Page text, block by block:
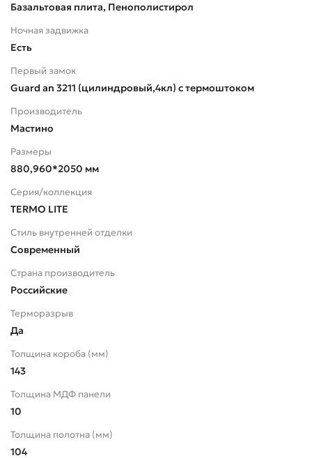
Базальтовая плита, Пенополистирол
Ночная задвижка
Есть
Первый замок
Guard an 3211 (цилиндровый,4кл) с термоштоком
Производитель
Мастино
Размеры
880,960*2050 мм
Серия/коллекция
TERMO LITE
Стиль внутренней отделки
Современный
Страна производитель
Российские
Терморазрыв
Да
Толщина короба (мм)
143
Толщина МДФ панели
10
Толщина полотна (мм)
104